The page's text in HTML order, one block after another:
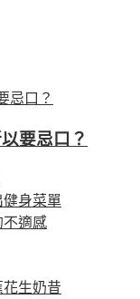
要忌口？
健身菜單
適感
生奶昔